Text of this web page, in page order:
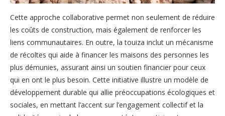
Cette approche collaborative permet non seulement de réduire
les coûts de construction, mais également de renforcer les
liens communautaires. En outre, la touiza inclut un mécanisme
de récoltes qui aide à financer les maisons des personnes les
plus démunies, assurant ainsi un soutien financier pour ceux
qui en ont le plus besoin. Cette initiative illustre un modèle de
développement durable qui allie préoccupations écologiques et
sociales, en mettant l’accent sur l’engagement collectif et la